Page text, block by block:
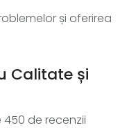
și oferirea
Calitate și
450 de recenzii